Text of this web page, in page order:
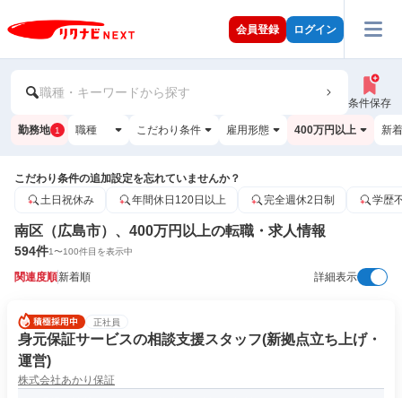
会員登録 ログイン
職種・キーワードから探す
条件保存
勤務地 1 職種 こだわり条件 雇用形態 400万円以上 新
こだわり条件の追加設定を忘れていませんか？
土日祝休み
年間休日120日以上 完全週休2日制 学歴
南区（広島市）、400万円以上の転職・求人情報
594件1〜100件目を表示中
関連度順新着順 詳細表示
正社員
身元保証サービスの相談支援スタッフ(新拠点立ち上げ・
運営)
株式会社あかり保証